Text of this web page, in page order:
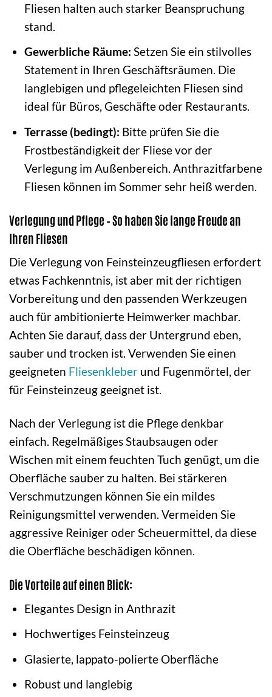
Fliesen halten auch starker Beanspruchung
stand.
Gewerbliche Räume: Setzen Sie ein stilvolles
Statement in Ihren Geschäftsräumen. Die
langlebigen und pflegeleichten Fliesen sind
ideal für Büros, Geschäfte oder Restaurants.
Terrasse (bedingt): Bitte prüfen Sie die
Frostbeständigkeit der Fliese vor der
Verlegung im Außenbereich. Anthrazitfarbene
Fliesen können im Sommer sehr heiß werden.
Verlegung und Pflege – So haben Sie lange Freude an
Ihren Fliesen
Die Verlegung von Feinsteinzeugfliesen erfordert
etwas Fachkenntnis, ist aber mit der richtigen
Vorbereitung und den passenden Werkzeugen
auch für ambitionierte Heimwerker machbar.
Achten Sie darauf, dass der Untergrund eben,
sauber und trocken ist. Verwenden Sie einen
geeigneten Fliesenkleber und Fugenmörtel, der
für Feinsteinzeug geeignet ist.
Nach der Verlegung ist die Pflege denkbar
einfach. Regelmäßiges Staubsaugen oder
Wischen mit einem feuchten Tuch genügt, um die
Oberfläche sauber zu halten. Bei stärkeren
Verschmutzungen können Sie ein mildes
Reinigungsmittel verwenden. Vermeiden Sie
aggressive Reiniger oder Scheuermittel, da diese
die Oberfläche beschädigen können.
Die Vorteile auf einen Blick:
Elegantes Design in Anthrazit
Hochwertiges Feinsteinzeug
Glasierte, lappato-polierte Oberfläche
Robust und langlebig